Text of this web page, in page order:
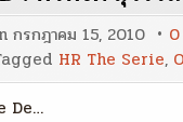
กรกฎาคม 15, 2010
HR The Serie,
De…